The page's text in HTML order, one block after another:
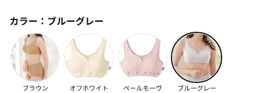
カラー： ブルーグレー
ブラウン オフホワイト ペールモーヴ ブルーグレー